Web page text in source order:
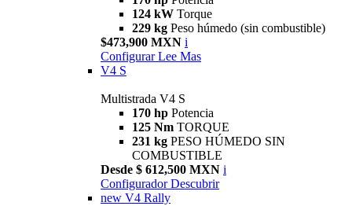
124 kW Torque
229 kg Peso húmedo (sin combustible)
$473,900 MXN i
Configurar Lee Mas
V4 S
Multistrada V4 S
170 hp Potencia
125 Nm TORQUE
231 kg PESO HÚMEDO SIN
COMBUSTIBLE
Desde $ 612,500 MXN i
Configurador Descubrir
new V4 Rally